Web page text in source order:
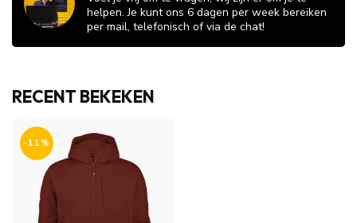
helpen. Je kunt ons 6 dagen per week bereiken
per mail, telefonisch of via de chat!
RECENT BEKEKEN
-11%